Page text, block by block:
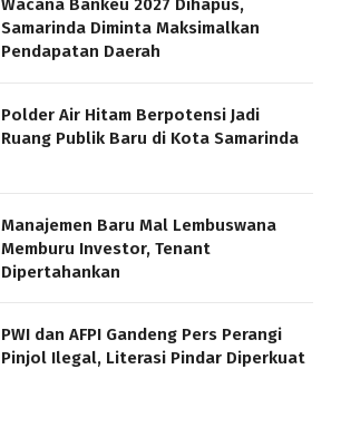
Wacana Bankeu 2027 Dihapus,
Samarinda Diminta Maksimalkan
Pendapatan Daerah
Polder Air Hitam Berpotensi Jadi
Ruang Publik Baru di Kota Samarinda
Manajemen Baru Mal Lembuswana
Memburu Investor, Tenant
Dipertahankan
PWI dan AFPI Gandeng Pers Perangi
Pinjol Ilegal, Literasi Pindar Diperkuat